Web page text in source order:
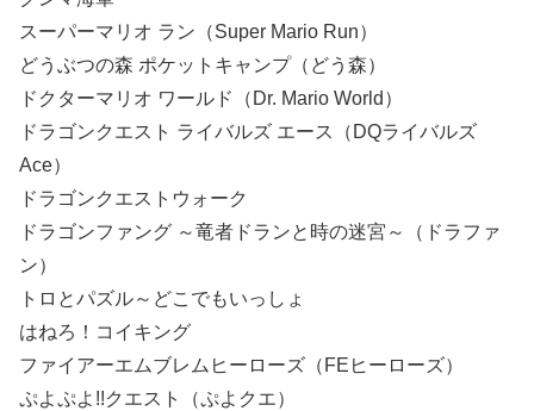
スーパーマリオ ラン（Super Mario Run）
どうぶつの森 ポケットキャンプ（どう森）
ドクターマリオ ワールド（Dr. Mario World）
ドラゴンクエスト ライバルズ エース（DQライバルズ
Ace）
ドラゴンクエストウォーク
ドラゴンファング ～竜者ドランと時の迷宮～（ドラファ
ン）
トロとパズル～どこでもいっしょ
はねろ！コイキング
ファイアーエムブレムヒーローズ（FEヒーローズ）
ぷよぷよ!!クエスト（ぷよクエ）